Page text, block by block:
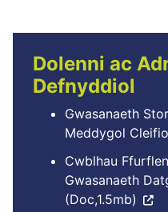
Dolenni ac
Defnyddiol
Gwasanaeth
Meddygol
Cwblhau
Gwasanaeth
(Doc,1.5mb)